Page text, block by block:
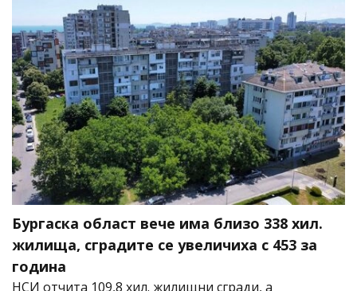
Бургаска област вече има близо 338 хил.
жилища, сградите се увеличиха с 453 за
година
НСИ отчита 109,8 хил. жилищни сгради, а